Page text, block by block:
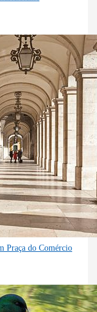
Praça do Comércio